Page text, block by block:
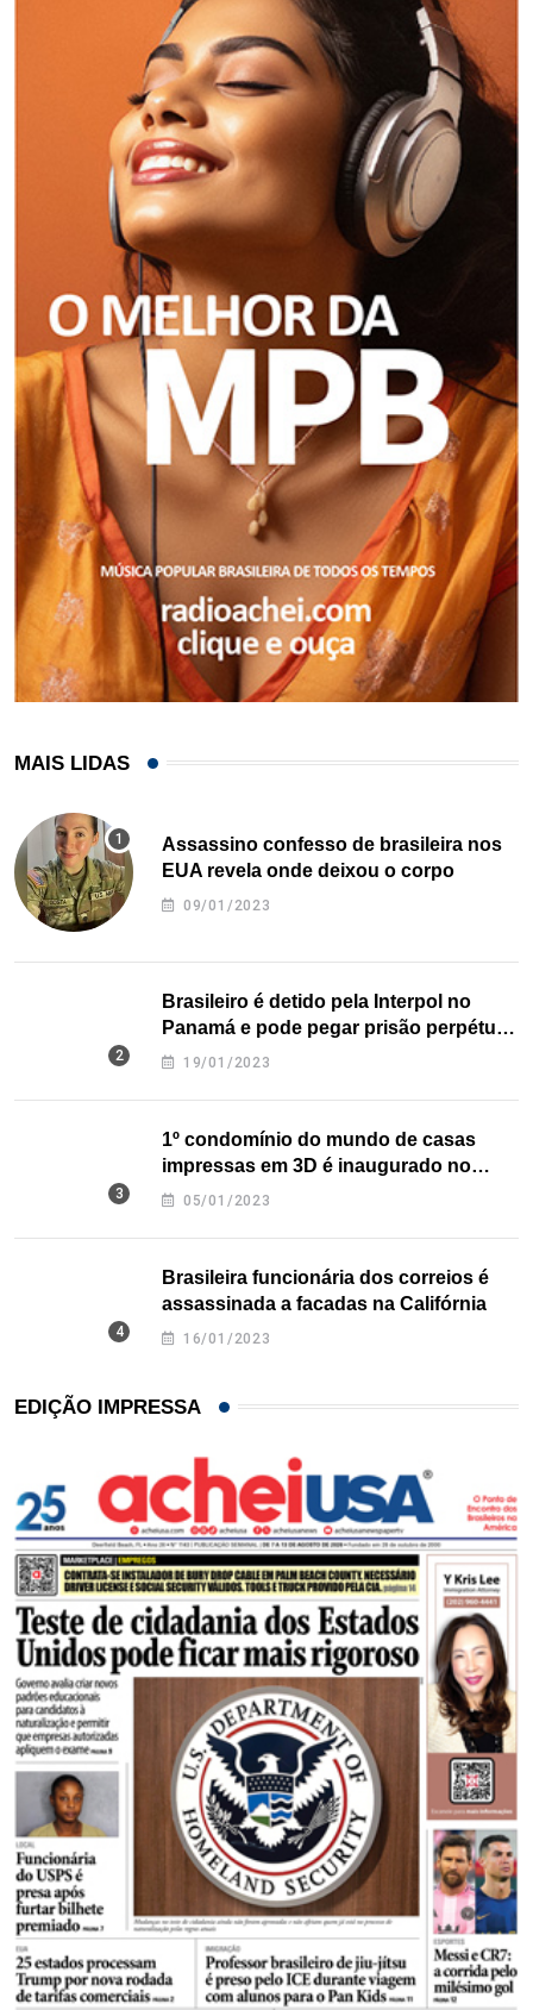
MAIS LIDAS
Assassino confesso de brasileira nos
EUA revela onde deixou o corpo
09/01/2023
Brasileiro é detido pela Interpol no
Panamá e pode pegar prisão perpétua
nos EUA
19/01/2023
1º condomínio do mundo de casas
impressas em 3D é inaugurado no
Texas
05/01/2023
Brasileira funcionária dos correios é
assassinada a facadas na Califórnia
16/01/2023
EDIÇÃO IMPRESSA